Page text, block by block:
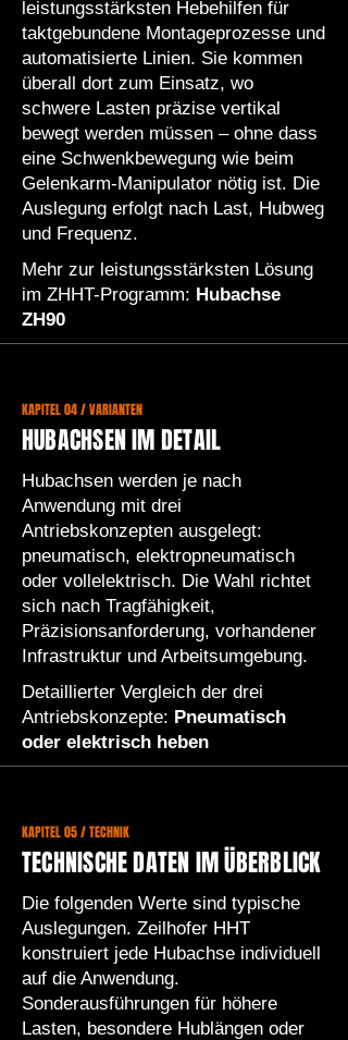
leistungsstärksten Hebehilfen für
taktgebundene Montageprozesse und
automatisierte Linien. Sie kommen
überall dort zum Einsatz, wo
schwere Lasten präzise vertikal
bewegt werden müssen – ohne dass
eine Schwenkbewegung wie beim
Gelenkarm-Manipulator nötig ist. Die
Auslegung erfolgt nach Last, Hubweg
und Frequenz.
Mehr zur leistungsstärksten Lösung
im ZHHT-Programm: Hubachse
ZH90
KAPITEL 04 / VARIANTEN
HUBACHSEN IM DETAIL
Hubachsen werden je nach
Anwendung mit drei
Antriebskonzepten ausgelegt:
pneumatisch, elektropneumatisch
oder vollelektrisch. Die Wahl richtet
sich nach Tragfähigkeit,
Präzisionsanforderung, vorhandener
Infrastruktur und Arbeitsumgebung.
Detaillierter Vergleich der drei
Antriebskonzepte: Pneumatisch
oder elektrisch heben
KAPITEL 05 / TECHNIK
TECHNISCHE DATEN IM ÜBERBLICK
Die folgenden Werte sind typische
Auslegungen. Zeilhofer HHT
konstruiert jede Hubachse individuell
auf die Anwendung.
Sonderausführungen für höhere
Lasten, besondere Hublängen oder